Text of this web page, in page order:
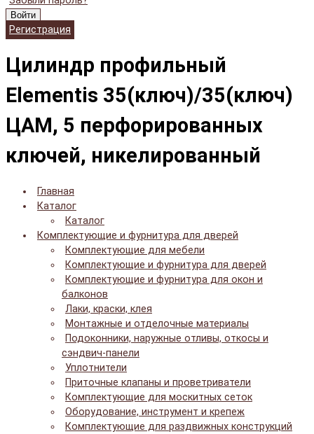
Войти
Регистрация
Цилиндр профильный
Elementis 35(ключ)/35(ключ)
ЦАМ, 5 перфорированных
ключей, никелированный
Главная
Каталог
Каталог
Комплектующие и фурнитура для дверей
Комплектующие для мебели
Комплектующие и фурнитура для дверей
Комплектующие и фурнитура для окон и
балконов
Лаки, краски, клея
Монтажные и отделочные материалы
Подоконники, наружные отливы, откосы и
сэндвич-панели
Уплотнители
Приточные клапаны и проветриватели
Комплектующие для москитных сеток
Оборудование, инструмент и крепеж
Комплектующие для раздвижных конструкций